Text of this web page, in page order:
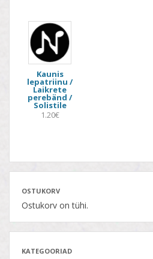
Kaunis
lepatriinu /
Laikrete
perebänd /
Solistile
1.20€
OSTUKORV
Ostukorv on tühi.
KATEGOORIAD